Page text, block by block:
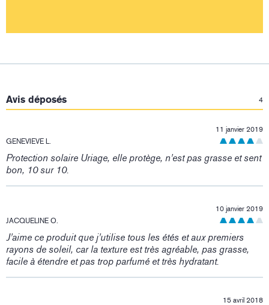
Avis déposés: 4
GENEVIEVE L.
11 janvier 2019
Protection solaire Uriage, elle protège, n'est pas grasse et sent
bon, 10 sur 10.
JACQUELINE O.
10 janvier 2019
J'aime ce produit que j'utilise tous les étés et aux premiers
rayons de soleil, car la texture est très agréable, pas grasse,
facile à étendre et pas trop parfumé et très hydratant.
15 avril 2018